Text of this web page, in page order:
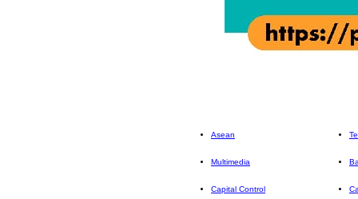
Asean
Multimedia
Capital Control